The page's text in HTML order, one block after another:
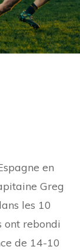
en
Greg
les 10
ont rebondi
de 14-10